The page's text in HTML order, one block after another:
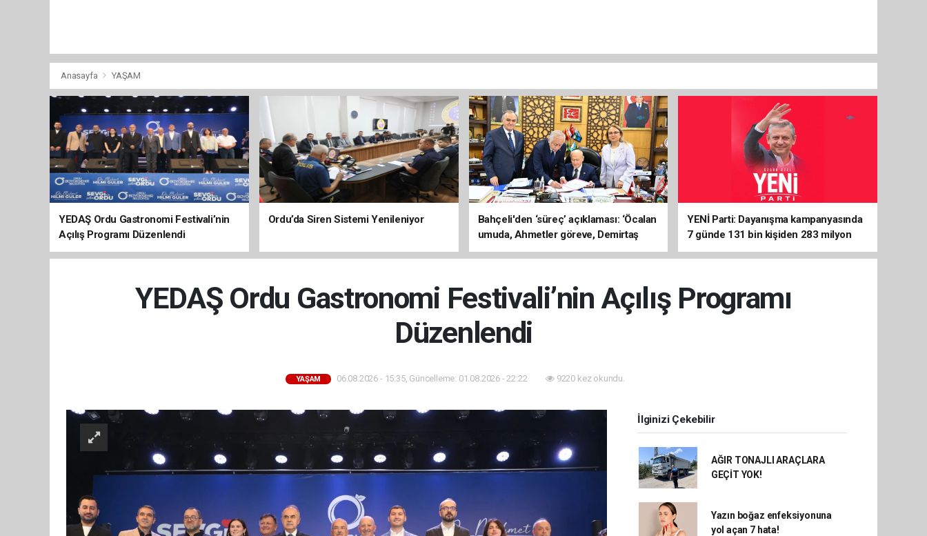
Anasayfa YAŞAM
YEDAŞ Ordu Gastronomi Festivali’nin
Açılış Programı Düzenlendi
Ordu’da Siren Sistemi Yenileniyor
Bahçeli'den ‘süreç’ açıklaması: ‘Öcalan
umuda, Ahmetler göreve, Demirtaş
evine dönmeli’
YENİ Parti: Dayanışma kampanyasında
7 günde 131 bin kişiden 283 milyon
liralık destek
YEDAŞ Ordu Gastronomi Festivali’nin Açılış Programı
Düzenlendi
YAŞAM 06.08.2026 - 15:35, Güncelleme: 01.08.2026 - 22:22 9220 kez okundu.
İlginizi Çekebilir
AĞIR TONAJLI ARAÇLARA
GEÇİT YOK!
Yazın boğaz enfeksiyonuna
yol açan 7 hata!